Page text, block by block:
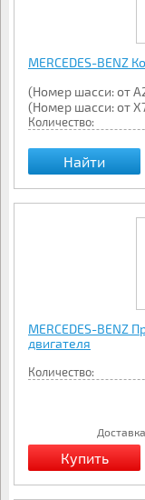
MERCEDES-BENZ
(Номер шасси: от
(Номер шасси: от
Количество:
Найти
MERCEDES-BENZ
двигателя
Количество: